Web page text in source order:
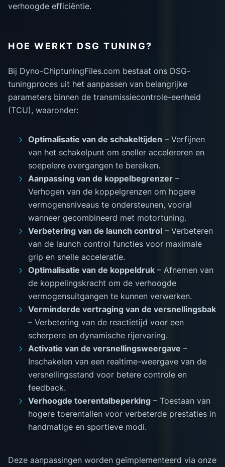
verhoogde efficiëntie.
HOE WERKT DSG TUNING?
Bij Dyno-ChiptuningFiles.com bestaat ons DSG-
tuningproces uit het aanpassen van belangrijke
parameters binnen de transmissiecontrole-eenheid
(TCU), waaronder:
Optimalisatie van de schakeltijden – Verfijnen
van het schakelpunt om sneller accelereren en
soepelere overgangen te bereiken.
Aanpassing van de koppelbegrenzer –
Verhogen van de koppelgrenzen om hogere
vermogensniveaus te ondersteunen, vooral
wanneer gecombineerd met motortuning.
Verbetering van de launch control – Verbeteren
van de launch control functies voor maximale
grip en snelle acceleratie.
Optimalisatie van de koppeldruk – Afnemen van
de koppelingskracht om de verhoogde
vermogensuitgangen te kunnen verwerken.
Verminderde vertraging van de versnellingsbak
– Verbetering van de reactietijd voor een
scherpere en dynamische rijervaring.
Activatie van de versnellingsweergave –
Inschakelen van een realtime-weergave van de
versnellingsstand voor betere controle en
feedback.
Verhoogde toerentalbeperking – Toestaan van
hogere toerentallen voor verbeterde prestaties in
handmatige en sportieve modi.
Deze aanpassingen worden geïmplementeerd via onze